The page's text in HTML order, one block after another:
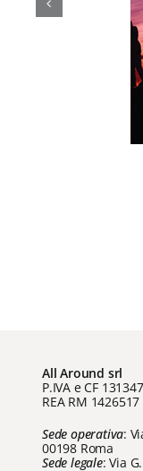
All Around srl
P.IVA e CF
REA RM 1426517
Sede operativa:
00198 Roma
Sede legale: Via